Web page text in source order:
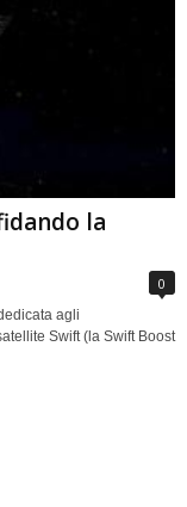
la
0
agli
Swift (la Swift Boost